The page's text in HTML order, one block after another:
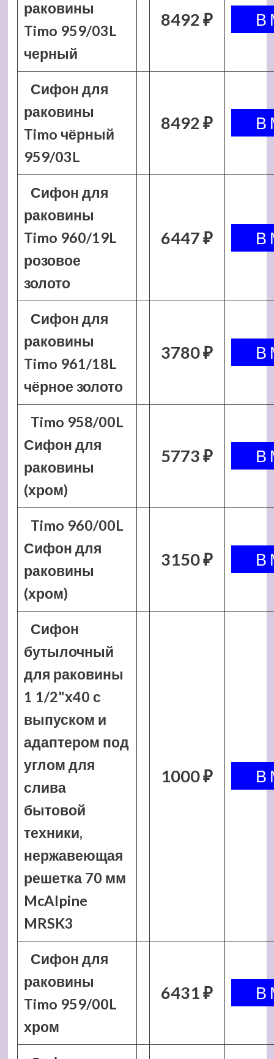
раковины
Timo 959/03L
черный
8492 ₽
Сифон для
раковины
Timo чёрный
959/03L
8492 ₽
Сифон для
раковины
Timo 960/19L
розовое
золото
6447 ₽
Сифон для
раковины
Timo 961/18L
чёрное золото
3780 ₽
Timo 958/00L
Сифон для
раковины
(хром)
5773 ₽
Timo 960/00L
Сифон для
раковины
(хром)
3150 ₽
Сифон
бутылочный
для раковины
1 1/2"х40 с
выпуском и
адаптером под
углом для
слива
бытовой
техники,
нержавеющая
решетка 70 мм
McAlpine
MRSK3
1000 ₽
Сифон для
раковины
Timo 959/00L
хром
6431 ₽